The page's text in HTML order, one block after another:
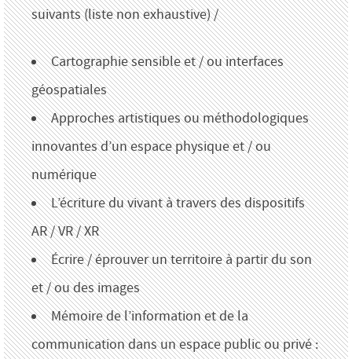
suivants (liste non exhaustive) /
Cartographie sensible et / ou interfaces
géospatiales
Approches artistiques ou méthodologiques
innovantes d’un espace physique et / ou
numérique
L’écriture du vivant à travers des dispositifs
AR / VR / XR
Écrire / éprouver un territoire à partir du son
et / ou des images
Mémoire de l’information et de la
communication dans un espace public ou privé :